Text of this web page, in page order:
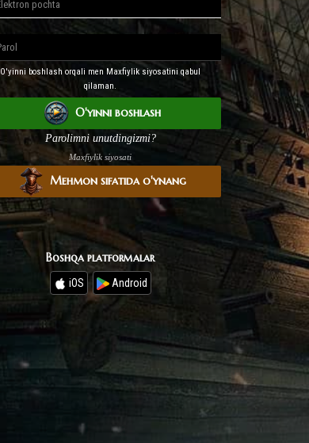
O'yinni boshlash orqali men Maxfiylik siyosatini qabul
qilaman.
O'yinni boshlash
Parolimni unutdingizmi?
Maxfiylik siyosati
Mehmon sifatida o'ynang
Boshqa platformalar
iOS Android